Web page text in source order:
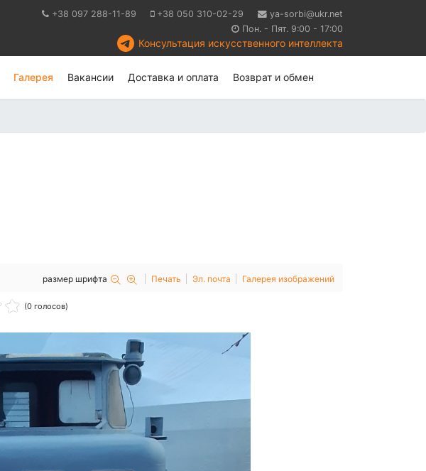
+38 097 288-11-89 +38 050 310-02-29
ya-sorbi@ukr.net
Пон. - Пят. 9:00 - 17:00
Консультация искусственного интеллекта
Галерея Вакансии Доставка и оплата Возврат и обмен
размер шрифта Печать Эл. почта Галерея изображений
(0 голосов)